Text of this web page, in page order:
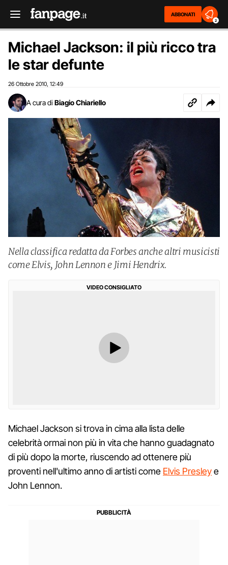
ABBONATI
2
Michael Jackson: il più ricco tra
le star defunte
26 Ottobre 2010 12:49
A cura di Biagio Chiariello
Nella classifica redatta da Forbes anche altri musicisti
come Elvis, John Lennon e Jimi Hendrix.
VIDEO CONSIGLIATO
Michael Jackson si trova in cima alla lista delle
celebrità ormai non più in vita che hanno guadagnato
di più dopo la morte, riuscendo ad ottenere più
proventi nell'ultimo anno di artisti come Elvis Presleye
John Lennon.